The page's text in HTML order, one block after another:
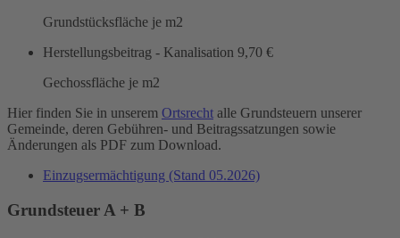
Grundstücksfläche je m2
Herstellungsbeitrag - Kanalisation 9,70 €
Gechossfläche je m2
Hier finden Sie in unserem Ortsrecht alle Grundsteuern unserer
Gemeinde, deren Gebühren- und Beitragssatzungen sowie
Änderungen als PDF zum Download.
Einzugsermächtigung (Stand 05.2026)
Grundsteuer A + B